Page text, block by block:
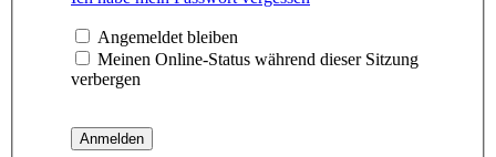
Angemeldet bleiben
Meinen Online-Status während dieser Sitzung
verbergen